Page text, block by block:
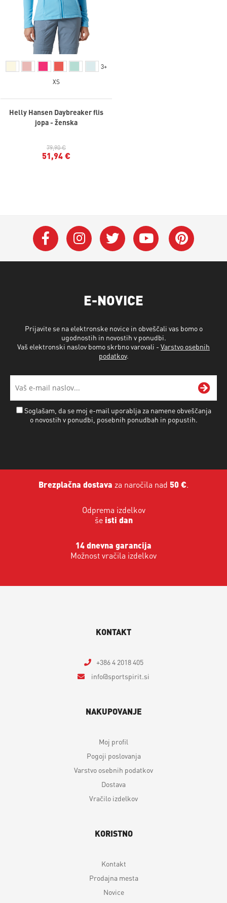
3+
XS
Helly Hansen Daybreaker flis
jopa - ženska
79,90 €
51,94 €
E-NOVICE
Prijavite se na elektronske novice in obveščali vas bomo o
ugodnostih in novostih v ponudbi.
Vaš elektronski naslov bomo skrbno varovali - Varstvo osebnih
podatkov.
Soglašam, da se moj e-mail uporablja za namene obveščanja
o novostih v ponudbi, posebnih ponudbah in popustih.
Brezplačna dostava za naročila nad 50 €.
Odprema izdelkov
še isti dan
14 dnevna garancija
Možnost vračila izdelkov
KONTAKT
+386 4 2018 405
info
sportspirit.si
NAKUPOVANJE
Moj profil
Pogoji poslovanja
Varstvo osebnih podatkov
Dostava
Vračilo izdelkov
KORISTNO
Kontakt
Prodajna mesta
Novice